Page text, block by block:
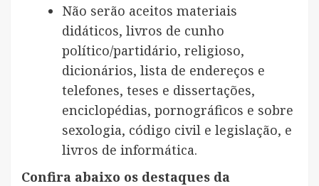
Não serão aceitos materiais
didáticos, livros de cunho
político/partidário, religioso,
dicionários, lista de endereços e
telefones, teses e dissertações,
enciclopédias, pornográficos e sobre
sexologia, código civil e legislação, e
livros de informática.
Confira abaixo os destaques da